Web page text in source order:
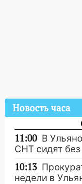
Новость часа
11:00 В
СНТ сидят без
10:13
недели в